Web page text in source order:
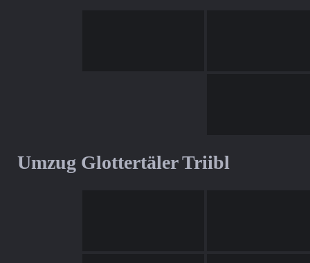
Umzug Glottertäler Triibl